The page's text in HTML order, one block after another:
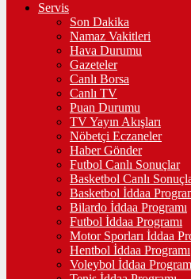
Servis
Son Dakika
Namaz Vakitleri
Hava Durumu
Gazeteler
Canlı Borsa
Canlı TV
Puan Durumu
TV Yayın Akışları
Nöbetçi Eczaneler
Haber Gönder
Futbol Canlı Sonuçlar
Basketbol Canlı
Basketbol İddaa
Bilardo İddaa Programı
Futbol İddaa Programı
Motor Sporları İddaa
Hentbol İddaa Programı
Voleybol İddaa